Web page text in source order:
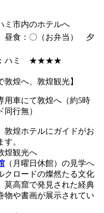
ミ市内のホテルへ
食：〇（お弁当） 夕
：ハミ ★★★★
敦煌へ、敦煌観光】
用車にて敦煌へ（約5時
行無）
敦煌ホテルにガイドがお
す。
煌観光へ
（月曜日休館）の見学へ
クロードの燦然たる文化
莫高窟で発見された経典
物や書画が展示されてい